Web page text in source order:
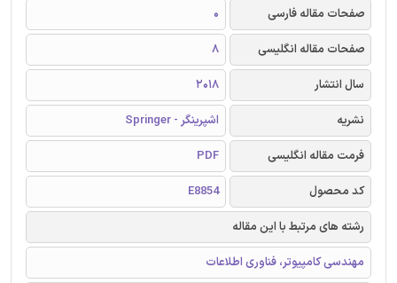
صفحات مقاله فارسی
0
صفحات مقاله انگلیسی
8
سال انتشار
2018
نشریه
اشپرینگر - Springer
فرمت مقاله انگلیسی
PDF
کد محصول
E8854
رشته های مرتبط با این مقاله
مهندسی کامپیوتر، فناوری اطلاعات